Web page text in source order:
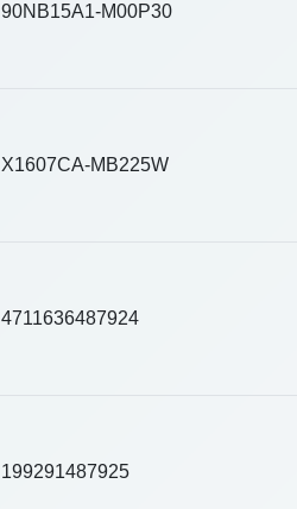
90NB15A1-M00P30
X1607CA-MB225W
4711636487924
199291487925